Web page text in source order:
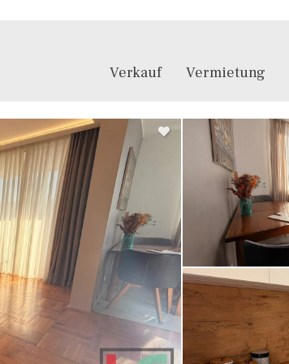
Verkauf Vermietung